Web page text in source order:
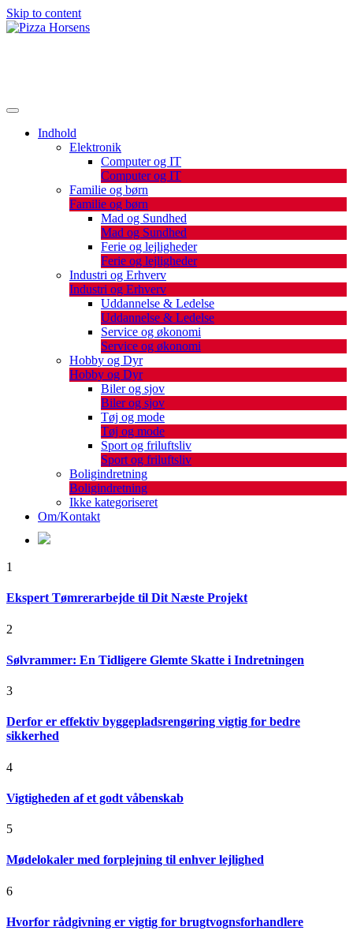
Skip to content
Indhold
Elektronik
Computer og IT
Computer og IT
Familie og børn
Familie og børn
Mad og Sundhed
Mad og Sundhed
Ferie og lejligheder
Ferie og lejligheder
Industri og Erhverv
Industri og Erhverv
Uddannelse & Ledelse
Uddannelse & Ledelse
Service og økonomi
Service og økonomi
Hobby og Dyr
Hobby og Dyr
Biler og sjov
Biler og sjov
Tøj og mode
Tøj og mode
Sport og friluftsliv
Sport og friluftsliv
Boligindretning
Boligindretning
Ikke kategoriseret
Om/Kontakt
1
Ekspert Tømrerarbejde til Dit Næste Projekt
2
Sølvrammer: En Tidligere Glemte Skatte i Indretningen
3
Derfor er effektiv byggepladsrengøring vigtig for bedre
sikkerhed
4
Vigtigheden af et godt våbenskab
5
Mødelokaler med forplejning til enhver lejlighed
6
Hvorfor rådgivning er vigtig for brugtvognsforhandlere